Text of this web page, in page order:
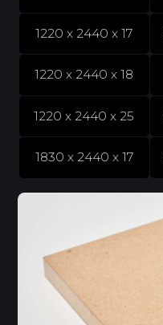
1220 x 2440 x 17
1220 x 2440 x 18
1220 x 2440 x 25
1830 x 2440 x 17